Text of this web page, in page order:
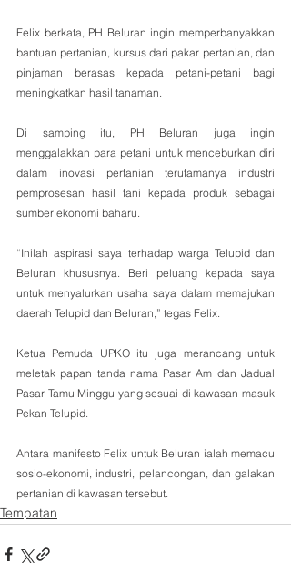
Felix berkata, PH Beluran ingin memperbanyakkan
bantuan pertanian, kursus dari pakar pertanian, dan
pinjaman berasas kepada petani-petani bagi
meningkatkan hasil tanaman.
Di samping itu, PH Beluran juga ingin
menggalakkan para petani untuk menceburkan diri
dalam inovasi pertanian terutamanya industri
pemprosesan hasil tani kepada produk sebagai
sumber ekonomi baharu.
“Inilah aspirasi saya terhadap warga Telupid dan
Beluran khususnya. Beri peluang kepada saya
untuk menyalurkan usaha saya dalam memajukan
daerah Telupid dan Beluran,” tegas Felix.
Ketua Pemuda UPKO itu juga merancang untuk
meletak papan tanda nama Pasar Am dan Jadual
Pasar Tamu Minggu yang sesuai di kawasan masuk
Pekan Telupid.
Antara manifesto Felix untuk Beluran ialah memacu
sosio-ekonomi, industri, pelancongan, dan galakan
pertanian di kawasan tersebut.
Tempatan